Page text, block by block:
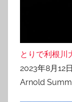
とりで利根川
2023年8月12日
Arnold